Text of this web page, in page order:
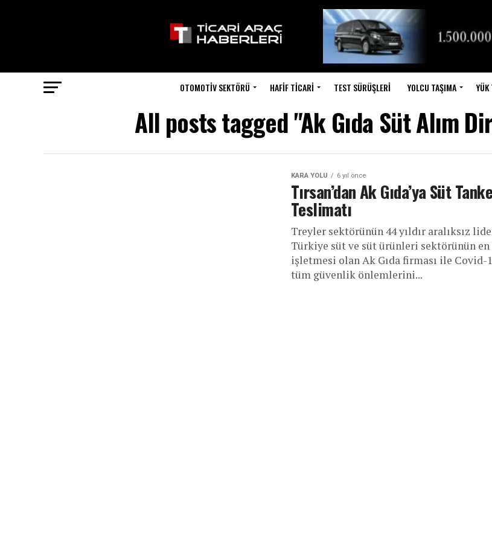
OTOMOTIV SEKTÖRÜ HAFIF TICARI TEST SÜRÜŞLERI YOLCU TAŞIMA YÜK
All posts tagged "Ak Gıda Süt Alım
KARA YOLU 6 yıl önce
Tırsan’dan Ak Gıda’ya Süt
Teslimatı
Treyler sektörünün 44 yıldır aralıksız
Türkiye süt ve süt ürünleri sektörünün en
işletmesi olan Ak Gıda firması ile Covid-
tüm güvenlik önlemlerini...